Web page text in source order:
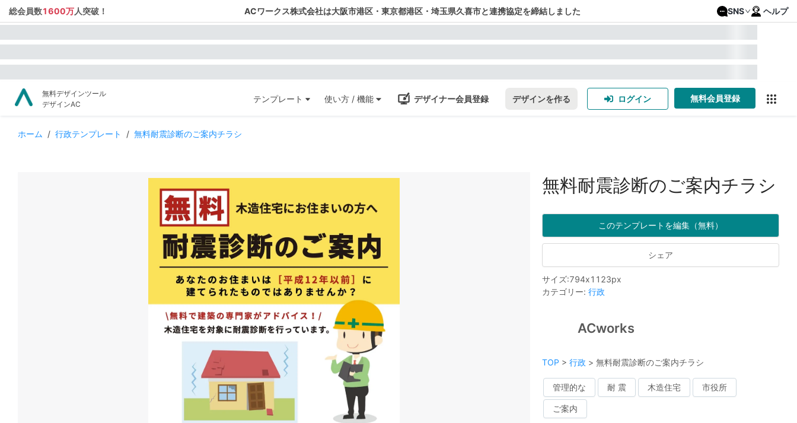
総会員数1600万人突破！ ACワークス株式会社は大阪市港区・東京都港区・埼玉県久喜市と連携協定を締結しました SNS ヘルプ
無料デザインツール
デザインAC
テンプレート 使い方 / 機能 デザイナー会員登録 デザインを作る ログイン 無料会員登録
ホーム / 行政テンプレート / 無料耐震診断のご案内チラシ
無料耐震診断のご案内チラシ
このテンプレートを編集（無料）
シェア
サイズ:794x1123px
カテゴリー: 行政
ACworks
TOP > 行政 > 無料耐震診断のご案内チラシ
管理的な 耐 震 木造住宅 市役所
ご案内